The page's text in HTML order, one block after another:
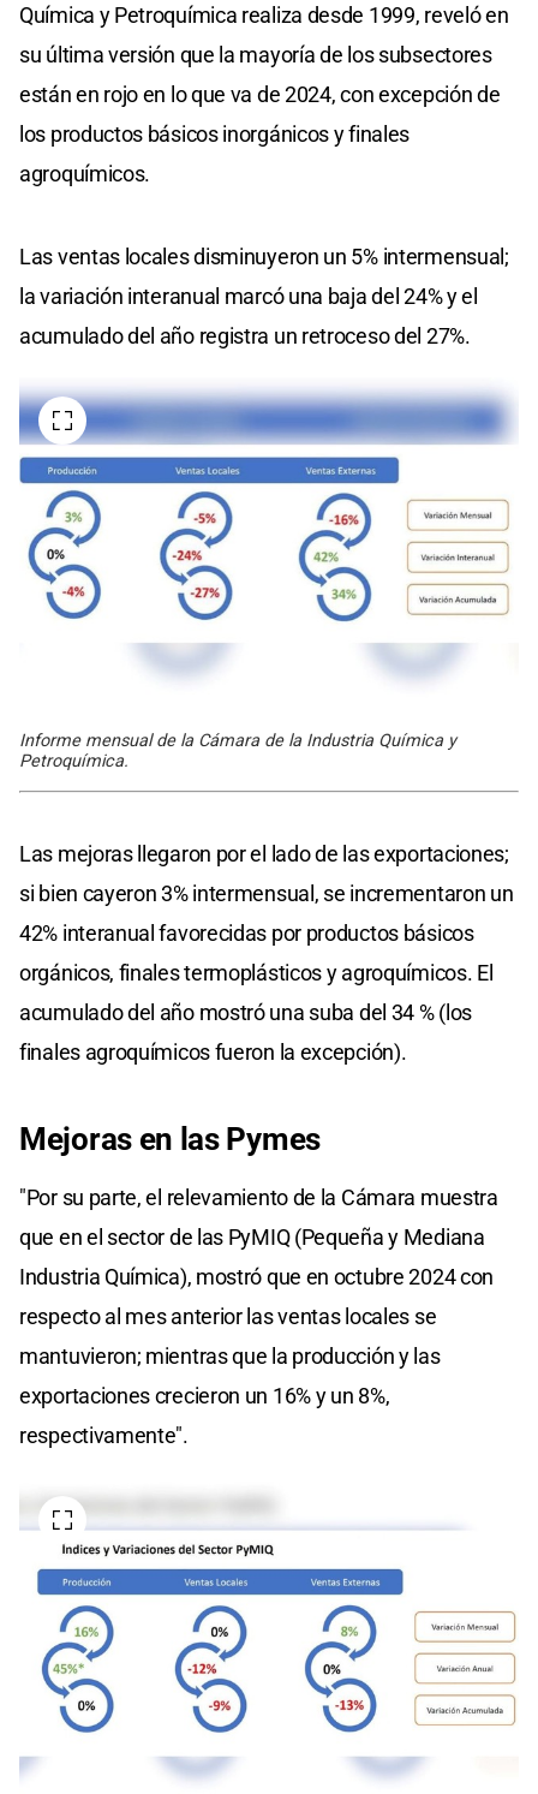
Química y Petroquímica realiza desde 1999, reveló en
su última versión que la mayoría de los subsectores
están en rojo en lo que va de 2024, con excepción de
los productos básicos inorgánicos y finales
agroquímicos.
Las ventas locales disminuyeron un 5% intermensual;
la variación interanual marcó una baja del 24% y el
acumulado del año registra un retroceso del 27%.
Informe mensual de la Cámara de la Industria Química y
Petroquímica.
Las mejoras llegaron por el lado de las exportaciones;
si bien cayeron 3% intermensual, se incrementaron un
42% interanual favorecidas por productos básicos
orgánicos, finales termoplásticos y agroquímicos. El
acumulado del año mostró una suba del 34 % (los
finales agroquímicos fueron la excepción).
Mejoras en las Pymes
"Por su parte, el relevamiento de la Cámara muestra
que en el sector de las PyMIQ (Pequeña y Mediana
Industria Química), mostró que en octubre 2024 con
respecto al mes anterior las ventas locales se
mantuvieron; mientras que la producción y las
exportaciones crecieron un 16% y un 8%,
respectivamente".